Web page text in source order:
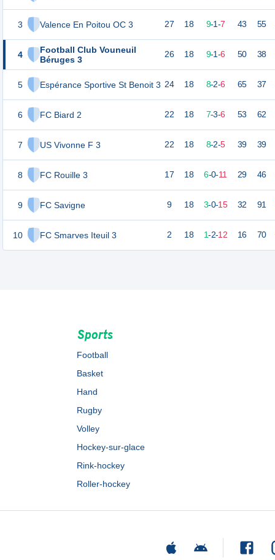
3 Valence En Poitou OC 3
4
Football Club Vouneuil
Béruges 3
5 Espérance Sportive St Benoit 3
6 FC Biard 2
7 US Vivonne F 3
8 FC Rouille 3
9 FC Savigne
10 FC Smarves Iteuil 3
27 18 9-1-7 43 55
26 18 9-1-6 50 38
24 18 8-2-6 65 37
22 18 7-3-6 53 62
22 18 8-2-5 39 39
17 18 6-0-11 29 46
9 18 3-0-15 32 91
2 18 1-2-12 16 70
Sports
Football
Basket
Hand
Rugby
Volley
Hockey-sur-glace
Rink-hockey
Roller-hockey